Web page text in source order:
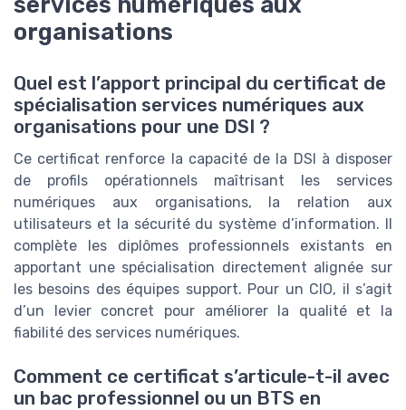
organisations
Quel est l’apport principal du certificat de
spécialisation services numériques aux
organisations pour une DSI ?
Ce certificat renforce la capacité de la DSI à disposer
de profils opérationnels maîtrisant les services
numériques aux organisations, la relation aux
utilisateurs et la sécurité du système d’information. Il
complète les diplômes professionnels existants en
apportant une spécialisation directement alignée sur
les besoins des équipes support. Pour un CIO, il s’agit
d’un levier concret pour améliorer la qualité et la
fiabilité des services numériques.
Comment ce certificat s’articule-t-il avec
un bac professionnel ou un BTS en